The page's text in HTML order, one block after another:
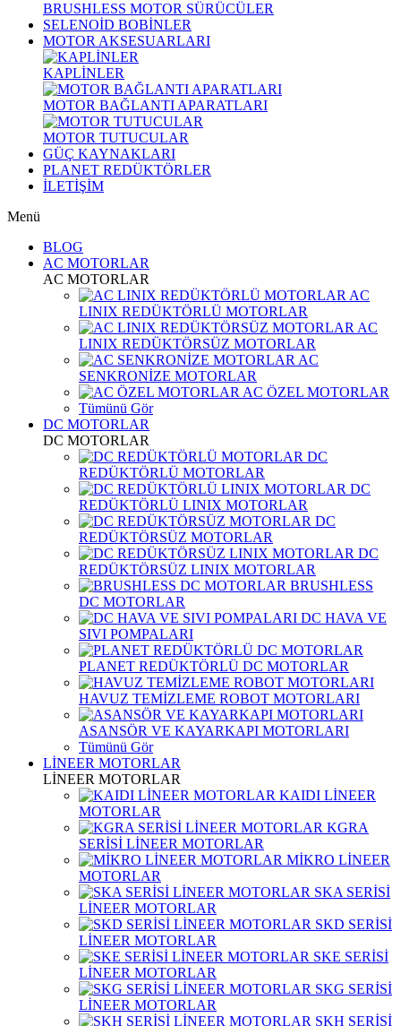
BRUSHLESS MOTOR SÜRÜCÜLER
SELENOİD BOBİNLER
MOTOR AKSESUARLARI
KAPLİNLER
MOTOR BAĞLANTI APARATLARI
MOTOR TUTUCULAR
GÜÇ KAYNAKLARI
PLANET REDÜKTÖRLER
İLETİŞİM
Menü
BLOG
AC MOTORLAR
AC MOTORLAR
AC
LINIX REDÜKTÖRLÜ MOTORLAR
AC
LINIX REDÜKTÖRSÜZ MOTORLAR
AC
SENKRONİZE MOTORLAR
AC ÖZEL MOTORLAR
Tümünü Gör
DC MOTORLAR
DC MOTORLAR
DC
REDÜKTÖRLÜ MOTORLAR
DC
REDÜKTÖRLÜ LINIX MOTORLAR
DC
REDÜKTÖRSÜZ MOTORLAR
DC
REDÜKTÖRSÜZ LINIX MOTORLAR
BRUSHLESS
DC MOTORLAR
DC HAVA VE
SIVI POMPALARI
PLANET REDÜKTÖRLÜ DC MOTORLAR
HAVUZ TEMİZLEME ROBOT MOTORLARI
ASANSÖR VE KAYARKAPI MOTORLARI
Tümünü Gör
LİNEER MOTORLAR
LİNEER MOTORLAR
KAIDI LİNEER
MOTORLAR
KGRA
SERİSİ LİNEER MOTORLAR
MİKRO LİNEER
MOTORLAR
SKA SERİSİ
LİNEER MOTORLAR
SKD SERİSİ
LİNEER MOTORLAR
SKE SERİSİ
LİNEER MOTORLAR
SKG SERİSİ
LİNEER MOTORLAR
SKH SERİSİ